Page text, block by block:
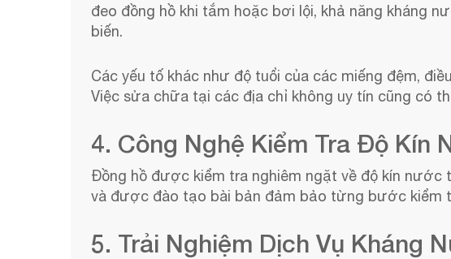
đeo đồng hồ khi tắm hoặc bơi lội, khả năng kháng
biến.
Các yếu tố khác như độ tuổi của các miếng đệm,
Việc sửa chữa tại các địa chỉ không uy tín cũng có
4. Công Nghệ Kiểm Tra Độ Kín
Đồng hồ được kiểm tra nghiêm ngặt về độ kín nước
và được đào tạo bài bản đảm bảo từng bước kiểm
5. Trải Nghiệm Dịch Vụ Kháng